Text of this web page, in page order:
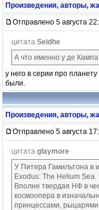
Произведения, авторы,
Отправлено 5 августа
цитата Seidhe
А что именно у де
у него в серии про
были.
Произведения, авторы,
Отправлено 5 августа
цитата glaymore
У Питера Гамильтона в
Exodus: The Helium Sea.
Вполне твердая НФ в
космоопера в
принцессами, рыцарями